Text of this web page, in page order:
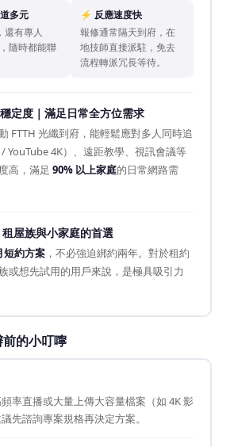
多元
還有專人
隨時都能聯
⚡ 反應速度快
報修通常隔天到府，在
地技師直接派駐，免去
流程轉派冗長等待。
定度｜滿足日常全方位需求
FTTH 光纖到府，能輕鬆應對多人同時追
YouTube 4K）、遠距教學、視訊會議等
高，滿足 90% 以上家庭的日常網路需
屋族與小家庭的首選
短約方案，不必強迫綁約兩年。對於租約
或想先試用的用戶來說，是極具吸引力
的小叮嚀
率直播或大量上傳大容量檔案（如 4K 影
先諮詢專案規格再決定方案。